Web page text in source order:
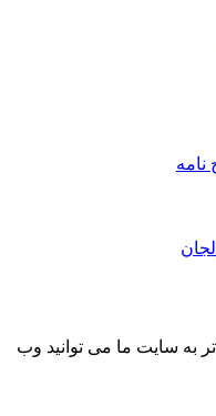
نامه
به سایت ما می توانید وب